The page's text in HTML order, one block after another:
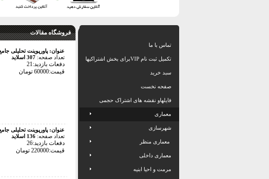
فروشگاه مقالات
عنوان: پاورپوینت تحلیلی
تعداد صفحه: 307 اسلاید
دفعات بازدید:21
قیمت:60000 تومان
عنوان: پاورپوینت تحلیلی
تعداد صفحه: 136 اسلاید
دفعات بازدید:26
قیمت:220000 تومان
تماس با ما
تکمیل ثبت نام VIPبرای بخش اشتراکیها
سبد خرید
صفحه نخست
فایلهاو نقشه های اشتراک حجمی
معماری
شهرسازی
معماری منظر
معماری داخلی
مرمت و احیا ابنیه